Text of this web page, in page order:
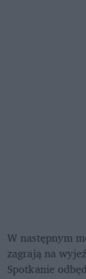
W następnym
zagrają na
Spotkanie